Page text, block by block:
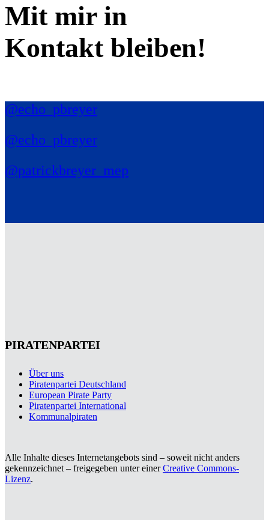
Mit mir in
Kontakt bleiben!
@echo_pbreyer
@echo_pbreyer
@patrickbreyer_mep
PIRATENPARTEI
Über uns
Piratenpartei Deutschland
European Pirate Party
Piratenpartei International
Kommunalpiraten
Alle Inhalte dieses Internetangebots sind – soweit nicht anders
gekennzeichnet – freigegeben unter einerCreative Commons-
Lizenz.